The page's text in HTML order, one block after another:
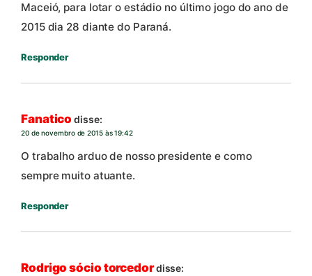
Maceió, para lotar o estádio no último jogo do ano de
2015 dia 28 diante do Paraná.
Responder
Fanatico disse:
20 de novembro de 2015 às 19:42
O trabalho arduo de nosso presidente e como
sempre muito atuante.
Responder
Rodrigo sócio torcedordisse: